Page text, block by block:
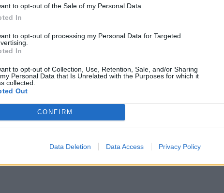
to opt-out of the Sale of my Personal Data.
In
to opt-out of processing my Personal Data for Targeted
In
to opt-out of Collection, Use, Retention, Sale, and/or Sharing
Personal Data that Is Unrelated with the Purposes for which it
collected.
Out
CONFIRM
Data Deletion Data Access Privacy Policy